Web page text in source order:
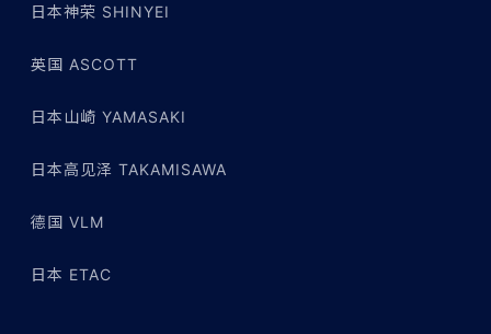
日本神荣 SHINYEI
英国 ASCOTT
日本山崎 YAMASAKI
日本高见泽 TAKAMISAWA
德国 VLM
日本 ETAC